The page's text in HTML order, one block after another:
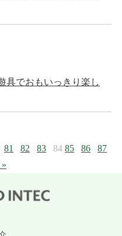
具でおもいっきり楽し
81 82 83 84 85 86
87